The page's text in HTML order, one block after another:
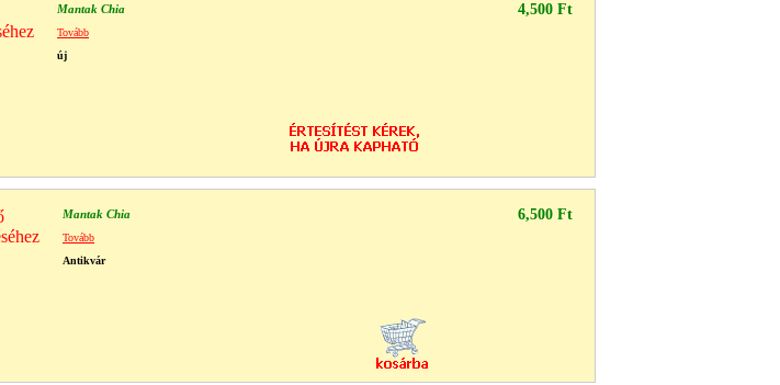
Mantak Chia 4,500 Ft
Tovább
új
Mantak Chia 6,500 Ft
Tovább
Antikvár